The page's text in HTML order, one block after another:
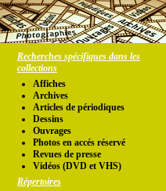
Recherches spécifiques dans les
collections
Affiches
Archives
Articles de périodiques
Dessins
Ouvrages
Photos en accés réservé
Revues de presse
Vidéos (DVD et VHS)
Répertoires